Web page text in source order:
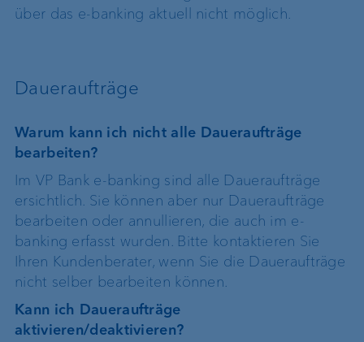
über das e-banking aktuell nicht möglich.
Daueraufträge
Warum kann ich nicht alle Daueraufträge
bearbeiten?
Im VP Bank e-banking sind alle Daueraufträge
ersichtlich. Sie können aber nur Daueraufträge
bearbeiten oder annullieren, die auch im e-
banking erfasst wurden. Bitte kontaktieren Sie
Ihren Kundenberater, wenn Sie die Daueraufträge
nicht selber bearbeiten können.
Kann ich Daueraufträge
aktivieren/deaktivieren?